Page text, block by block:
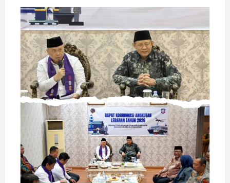
Kemiskinan
Turun,Aleg
Gerindra
Limonu
Hippy
Apresiasi
Kinerja
Gubernur
Gusnar
dan
Minta
Gubernur
Bantu
Penambang
Rakyat